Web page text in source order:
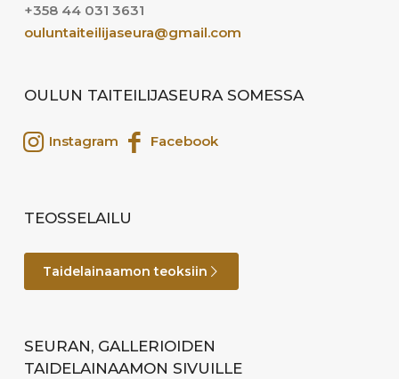
+358 44 031 3631
ouluntaiteilijaseura@gmail.com
OULUN TAITEILIJASEURA SOMESSA
Instagram Facebook
TEOSSELAILU
Taidelainaamon teoksiin
SEURAN, GALLERIOIDEN
TAIDELAINAAMON SIVUILLE